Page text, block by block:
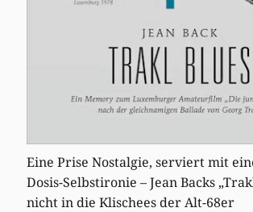
Eine Prise Nostalgie, serviert mit
Dosis-Selbstironie – Jean Backs
nicht in die Klischees der Alt-68er